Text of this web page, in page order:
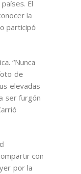
El
la
participó
“Nunca
de
elevadas
ser furgón
con
por la